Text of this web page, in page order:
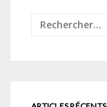
Rechercher :